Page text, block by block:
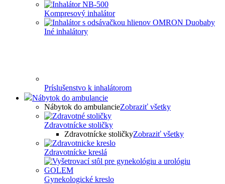
Kompresový inhalátor
Iné inhalátory
Príslušenstvo k inhalátorom
Nábytok do ambulancie
Nábytok do ambulancieZobraziť všetky
Zdravotnícke stoličky
Zdravotnícke stoličkyZobraziť všetky
Zdravotnícke kreslá
Gynekologické kreslo